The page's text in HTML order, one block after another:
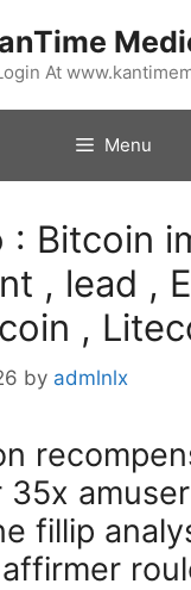
At
Menu
: Bitcoin
, lead ,
,
by admlnlx
35x
fillip